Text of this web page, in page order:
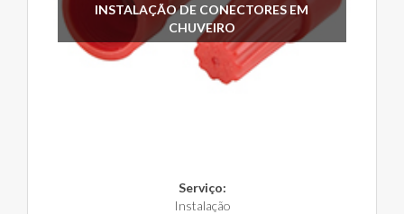
INSTALAÇÃO DE CONECTORES EM
CHUVEIRO
Serviço:
Instalação